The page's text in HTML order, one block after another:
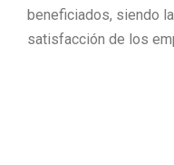
beneficiados, siendo
satisfacción de los